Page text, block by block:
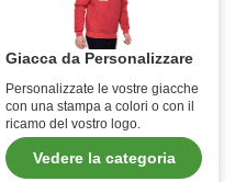
Giacca da Personalizzare
Personalizzate le vostre giacche
con una stampa a colori o con il
ricamo del vostro logo.
Vedere la categoria